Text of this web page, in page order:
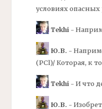
условиях опасных
Tekhi-
Ю.В. -
(РCl)/ Которая, к
Tekhi - И что
Ю.В. -